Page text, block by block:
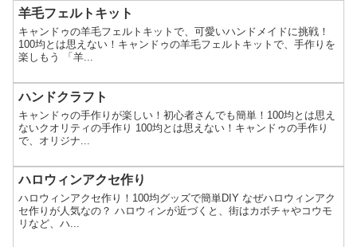
羊毛フェルトキット
キャンドゥの羊毛フェルトキットで、可愛いハンドメイドに挑戦！
100均とは思えない！キャンドゥの羊毛フェルトキットで、手作りを
楽しもう 「羊...
ハンドクラフト
キャンドゥの手作りが楽しい！初心者さんでも簡単！100均とは思え
ないクオリティの手作り 100均とは思えない！キャンドゥの手作り
で、オリジナ...
ハロウィンアクセ作り
ハロウィンアクセ作り！100均グッズで簡単DIY なぜハロウィンアク
セ作りが人気なの？ ハロウィンが近づくと、街はカボチャやコウモ
リなど、ハ...